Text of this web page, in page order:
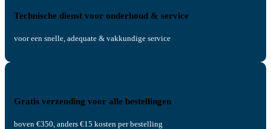
Technische dienst voor onderhoud & service
voor een snelle, adequate & vakkundige service
Gratis verzending voor alle bestellingen
boven €350, anders €15 kosten per bestelling